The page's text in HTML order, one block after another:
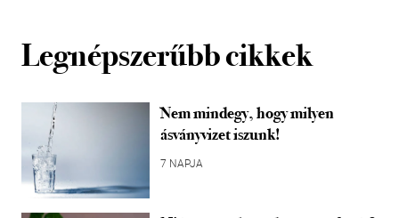
Legnépszerűbb cikkek
Nem mindegy, hogy milyen
ásványvizet iszunk!
7 NAPJA